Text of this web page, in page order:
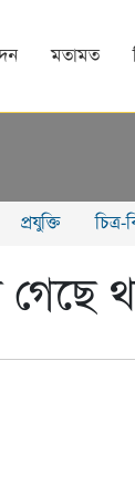
মতামত
প্রযুক্তি চিত্র-